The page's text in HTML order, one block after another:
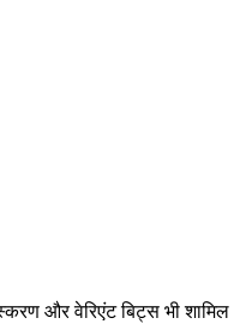
और वेरिएंट बिट्स भी शामिल